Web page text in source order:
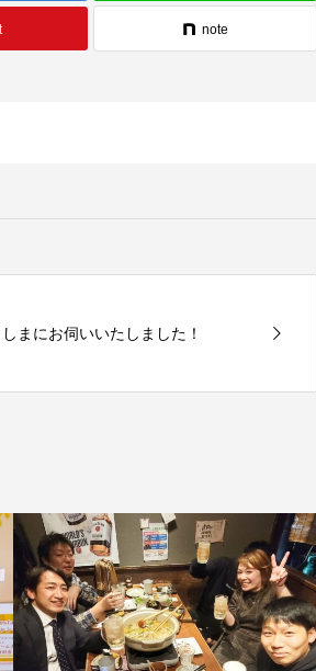
note
まにお伺いいたしました！